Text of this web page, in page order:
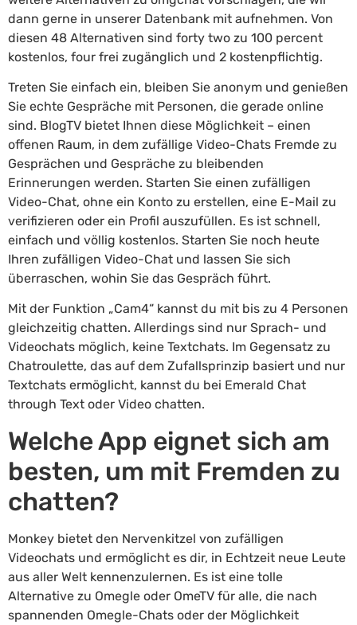
dann gerne in unserer Datenbank mit aufnehmen. Von
diesen 48 Alternativen sind forty two zu 100 percent
kostenlos, four frei zugänglich und 2 kostenpflichtig.
Treten Sie einfach ein, bleiben Sie anonym und genießen
Sie echte Gespräche mit Personen, die gerade online
sind. BlogTV bietet Ihnen diese Möglichkeit – einen
offenen Raum, in dem zufällige Video-Chats Fremde zu
Gesprächen und Gespräche zu bleibenden
Erinnerungen werden. Starten Sie einen zufälligen
Video-Chat, ohne ein Konto zu erstellen, eine E-Mail zu
verifizieren oder ein Profil auszufüllen. Es ist schnell,
einfach und völlig kostenlos. Starten Sie noch heute
Ihren zufälligen Video-Chat und lassen Sie sich
überraschen, wohin Sie das Gespräch führt.
Mit der Funktion „Cam4“ kannst du mit bis zu 4 Personen
gleichzeitig chatten. Allerdings sind nur Sprach- und
Videochats möglich, keine Textchats. Im Gegensatz zu
Chatroulette, das auf dem Zufallsprinzip basiert und nur
Textchats ermöglicht, kannst du bei Emerald Chat
through Text oder Video chatten.
Welche App eignet sich am
besten, um mit Fremden zu
chatten?
Monkey bietet den Nervenkitzel von zufälligen
Videochats und ermöglicht es dir, in Echtzeit neue Leute
aus aller Welt kennenzulernen. Es ist eine tolle
Alternative zu Omegle oder OmeTV für alle, die nach
spannenden Omegle-Chats oder der Möglichkeit